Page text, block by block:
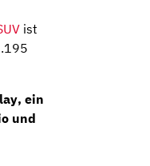
ist
, ein
und